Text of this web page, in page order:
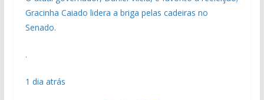
Gracinha Caiado lidera a briga pelas cadeiras no
Senado.
.
1 dia atrás